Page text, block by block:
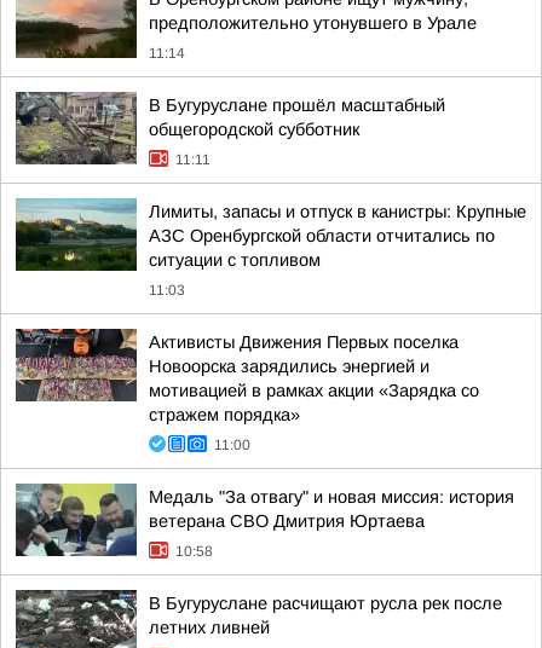
предположительно утонувшего в Урале
11:14
В Бугуруслане прошёл масштабный
общегородской субботник
11:11
Лимиты, запасы и отпуск в канистры: Крупные
АЗС Оренбургской области отчитались по
ситуации с топливом
11:03
Активисты Движения Первых поселка
Новоорска зарядились энергией и
мотивацией в рамках акции «Зарядка со
стражем порядка»
11:00
Медаль "За отвагу" и новая миссия: история
ветерана СВО Дмитрия Юртаева
10:58
В Бугуруслане расчищают русла рек после
летних ливней